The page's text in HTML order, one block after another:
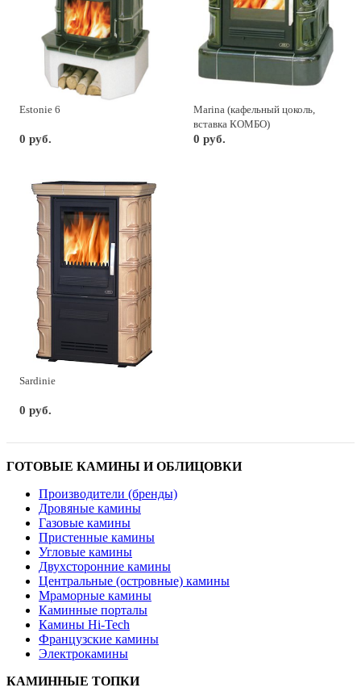
Estonie 6
0 руб.
Marina (кафельный цоколь,
вставка КОМБО)
0 руб.
Sardinie
0 руб.
ГОТОВЫЕ КАМИНЫ И ОБЛИЦОВКИ
Производители (бренды)
Дровяные камины
Газовые камины
Пристенные камины
Угловые камины
Двухсторонние камины
Центральные (островные) камины
Мраморные камины
Каминные порталы
Камины Hi-Tech
Французские камины
Электрокамины
КАМИННЫЕ ТОПКИ